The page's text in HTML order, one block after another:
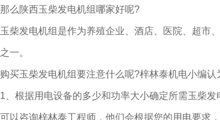
那么陕西玉柴发电机组哪家好呢?
玉柴发电机组是作为养殖企业、酒店、医院、超市
一。
购买玉柴发电机组要注意什么呢?梓林泰机电小编认
1、根据用电设备的多少和功率大小确定所需玉柴
以咨询梓林泰工程师，他们会根据您的用电要求